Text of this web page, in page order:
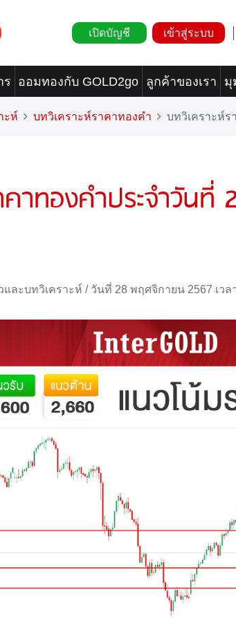
เปิดบัญชี เข้าสู่ระบบ
ร ออมทองกับ GOLD2go ลูกค้าของเรา มุ
ะห์ บทวิเคราะห์ราคาทองคำ บทวิเคราะห์ร
คาทองคำประจำวัน
และบทวิเคราะห์ / วันที่ 28 พฤศจิกายน 2567 เวล